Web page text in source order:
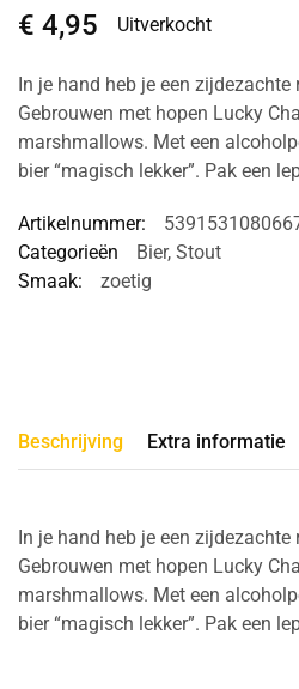
€ 4,95 Uitverkocht
In je hand heb je een
Gebrouwen met hopen Lucky
marshmallows. Met een
bier “magisch lekker”. Pak een
Artikelnummer:
Categorieën
Bier, Stout
Smaak:
zoetig
Beschrijving Extra informatie
In je hand heb je een
Gebrouwen met hopen Lucky
marshmallows. Met een
bier “magisch lekker”. Pak een